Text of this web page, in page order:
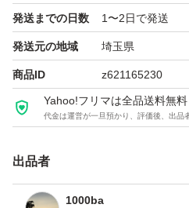
よろしくお願いいたします。
発送までの日数 1〜2日で発送
発送元の地域 埼玉県
商品ID z621165230
Yahoo!フリマは全品送料無
代金は運営が一旦預かり、評価後、出品
出品者
1000ba